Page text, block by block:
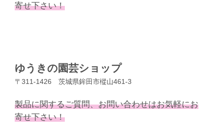
寄せ下さい！
ゆうきの園芸ショップ
〒311-1426 茨城県鉾田市樅山461-3
製品に関するご質問、お問い合わせはお気軽にお
寄せ下さい！